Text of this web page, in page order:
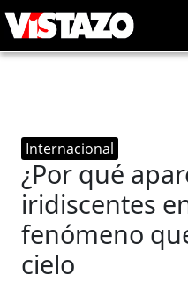
Internacional
¿Por qué
iridiscentes
fenómeno
cielo